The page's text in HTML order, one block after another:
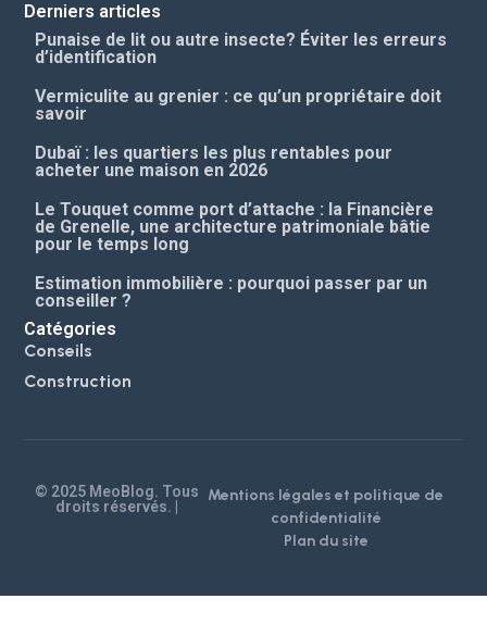
Derniers articles
Punaise de lit ou autre insecte? Éviter les erreurs
d’identification
Vermiculite au grenier : ce qu’un propriétaire doit
savoir
Dubaï : les quartiers les plus rentables pour
acheter une maison en 2026
Le Touquet comme port d’attache : la Financière
de Grenelle, une architecture patrimoniale bâtie
pour le temps long
Estimation immobilière : pourquoi passer par un
conseiller ?
Catégories
Conseils
Construction
© 2025 MeoBlog. Tous
droits réservés. |
Mentions légales et politique de
confidentialité
Plan du site